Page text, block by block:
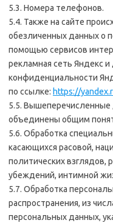
5.3. Номера телефонов.
5.4. Также на сайте
обезличенных данных о
помощью сервисов
рекламная сеть Яндекс и
конфиденциальности
по ссылке: https://
5.5. Вышеперечисленные
объединены общим
5.6. Обработка
касающихся расовой,
политических взглядов,
убеждений, интимной
5.7. Обработка
распространения, из
персональных данных,